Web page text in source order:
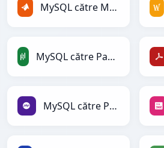
MySQL către MATLAB
MySQL către PandasDataFrame
MySQL către PHP